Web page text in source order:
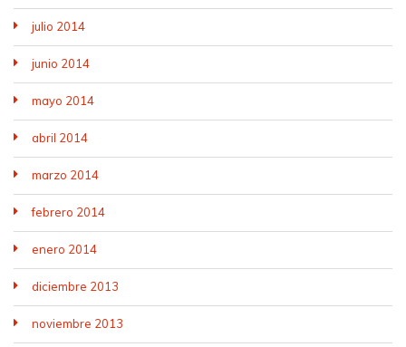
julio 2014
junio 2014
mayo 2014
abril 2014
marzo 2014
febrero 2014
enero 2014
diciembre 2013
noviembre 2013